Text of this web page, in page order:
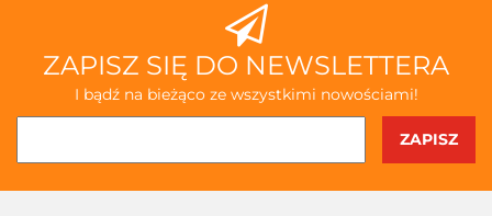
ZAPISZ SIĘ DO NEWSLETTERA
I bądź na bieżąco ze wszystkimi nowościami!